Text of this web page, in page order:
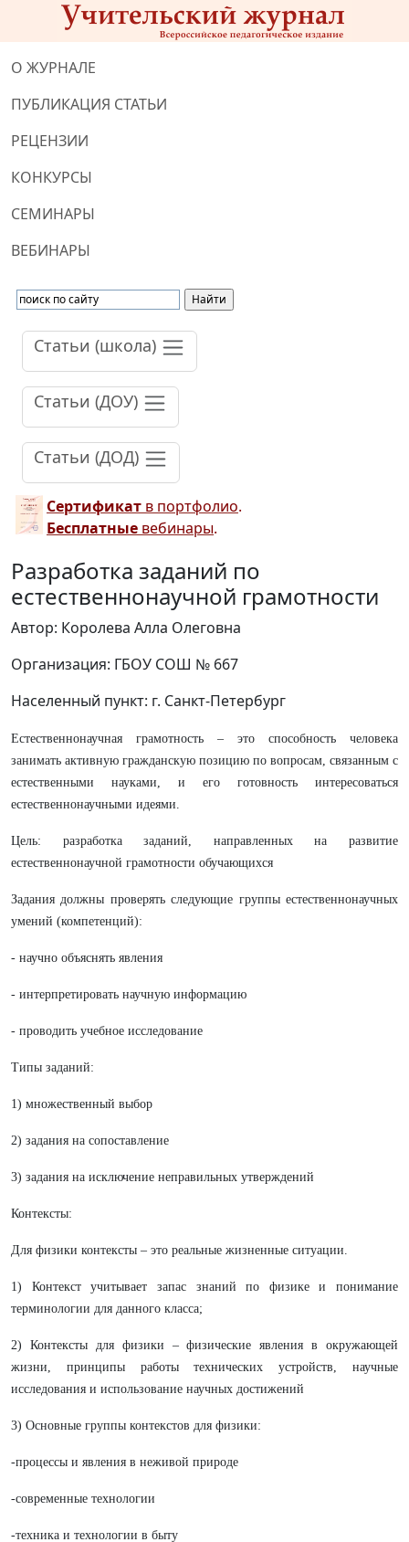
О ЖУРНАЛЕ
ПУБЛИКАЦИЯ СТАТЬИ
РЕЦЕНЗИИ
КОНКУРСЫ
СЕМИНАРЫ
ВЕБИНАРЫ
Статьи (школа)
Статьи (ДОУ)
Статьи (ДОД)
Сертификат в портфолио.
Бесплатные вебинары.
Разработка заданий по
естественнонаучной грамотности
Автор: Королева Алла Олеговна
Организация: ГБОУ СОШ № 667
Населенный пункт: г. Санкт-Петербург
Естественнонаучная грамотность – это способность человека
занимать активную гражданскую позицию по вопросам, связанным с
естественными науками, и его готовность интересоваться
естественнонаучными идеями.
Цель: разработка заданий, направленных на развитие
естественнонаучной грамотности обучающихся
Задания должны проверять следующие группы естественнонаучных
умений (компетенций):
- научно объяснять явления
- интерпретировать научную информацию
- проводить учебное исследование
Типы заданий:
1) множественный выбор
2) задания на сопоставление
3) задания на исключение неправильных утверждений
Контексты:
Для физики контексты – это реальные жизненные ситуации.
1) Контекст учитывает запас знаний по физике и понимание
терминологии для данного класса;
2) Контексты для физики – физические явления в окружающей
жизни, принципы работы технических устройств, научные
исследования и использование научных достижений
3) Основные группы контекстов для физики:
-процессы и явления в неживой природе
-современные технологии
-техника и технологии в быту